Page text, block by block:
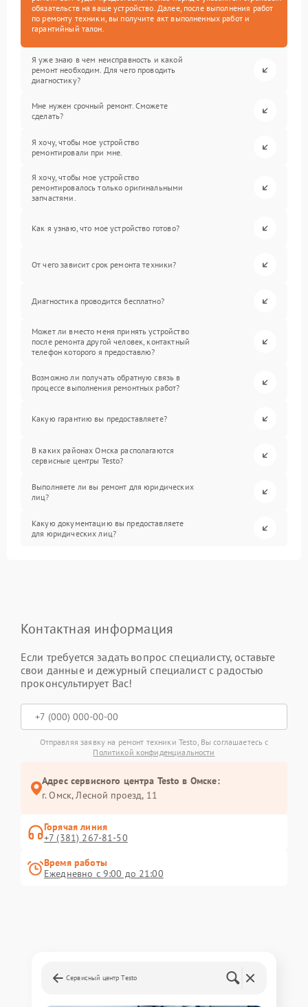
обязательств на ваше устройство. Далее, после выполнения работ
по ремонту техники, вы получите акт выполненных работ и
гарантийный талон.
Я уже знаю в чем неисправность и какой
ремонт необходим. Для чего проводить
диагностику?
Мне нужен срочный ремонт. Сможете
сделать?
Я хочу, чтобы мое устройство
ремонтировали при мне.
Я хочу, чтобы мое устройство
ремонтировалось только оригинальными
запчастями.
Как я узнаю, что мое устройство готово?
От чего зависит срок ремонта техники?
Диагностика проводится бесплатно?
Может ли вместо меня принять устройство
после ремонта другой человек, контактный
телефон которого я предоставлю?
Возможно ли получать обратную связь в
процессе выполнения ремонтных работ?
Какую гарантию вы предоставляете?
В каких районах Омска располагаются
сервисные центры Testo?
Выполняете ли вы ремонт для юридических
лиц?
Какую документацию вы предоставляете
для юридических лиц?
Контактная информация
Если требуется задать вопрос специалисту, оставьте
свои данные и дежурный специалист с радостью
проконсультирует Вас!
Отправляя заявку на ремонт техники Testo, Вы соглашаетесь с
Политикой конфиденциальности
Адрес сервисного центра Testo в Омске:
г. Омск, ​Лесной проезд, 11
Горячая линия
+7 (381) 267-81-50
Время работы
Ежедневно с 9:00 до 21:00
Сервисный центр Testo